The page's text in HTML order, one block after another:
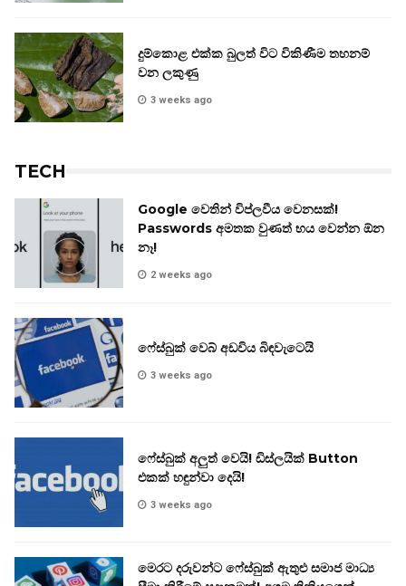
දුම්කොළ එක්ක බුලත් විට විකිණීම තහනම්
වන ලකුණු
3 weeks ago
TECH
Google වෙතින් විප්ලවීය වෙනසක්!
Passwords අමතක වුණත් භය වෙන්න ඕන
නෑ!
2 weeks ago
ෆේස්බුක් වෙබ් අඩවිය බිඳවැටෙයි
3 weeks ago
ෆේස්බුක් අලුත් වෙයි! ඩිස්ලයික් Button
එකක් හඳුන්වා දෙයි!
3 weeks ago
මෙරට දරුවන්ට ෆේස්බුක් ඇතුළු සමාජ මාධ්‍ය